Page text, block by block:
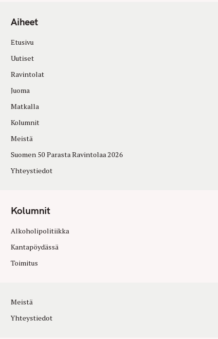
Aiheet
Etusivu
Uutiset
Ravintolat
Juoma
Matkalla
Kolumnit
Meistä
Suomen 50 Parasta Ravintolaa 2026
Yhteystiedot
Kolumnit
Alkoholipolitiikka
Kantapöydässä
Toimitus
Meistä
Yhteystiedot